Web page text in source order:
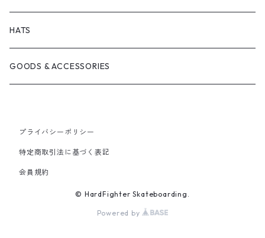
BRICKS BRAND
FILM TRUCKS
HEROIN SKATEBOARDS
MELTDOWN SKATES
BEARING
WHEEL
SHIRTS
TEES
CREWNECKS
HATS
GOODS & ACCESSORIES
プライバシーポリシー
特定商取引法に基づく表記
会員規約
© HardFighter Skateboarding.
Powered by